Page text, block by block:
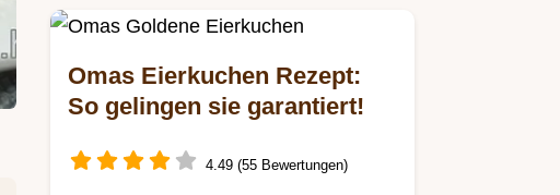
Omas Eierkuchen Rezept:
So gelingen sie garantiert!
4.49 (55 Bewertungen)